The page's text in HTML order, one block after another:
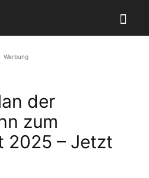
Werbung
der
zum
2025 – Jetzt